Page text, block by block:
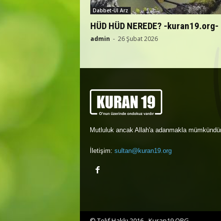
Dabbet-Ül Arz
HÜD HÜD NEREDE? -kuran19.org-
admin - 26 Şubat 2026
Mutluluk ancak Allah'a adanmakla
İletişim: sultan@kuran19.org